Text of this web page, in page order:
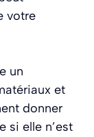
votre
un
et
donner
si elle n’est